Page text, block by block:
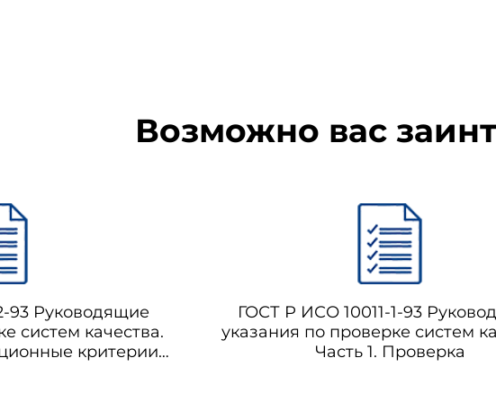
применения последнего издания указанного ниже стандарта.
3 Определения
В настоящем стандарте используют определения, данные в ИСО 8402, а
Возможно вас
93 Руководящие
систем качества.
критерии
ГОСТ Р ИСО 10011-1-93
указания по проверке систем
Часть 1. Проверка